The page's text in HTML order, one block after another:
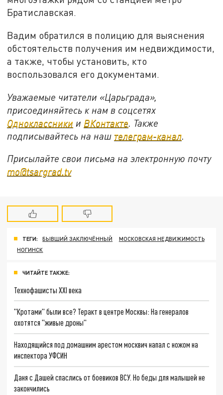
Братиславская.
Вадим обратился в полицию для выяснения
обстоятельств получения им недвиждимости,
а также, чтобы установить, кто
воспользовался его документами.
Уважаемые читатели «Царьграда»,
присоединяйтесь к нам в соцсетях
Одноклассники и ВКонтакте . Также
подписывайтесь на наш телеграм-канал
Присылайте свои письма на электронную почту
mo@tsargrad.tv
ТЕГИ: БЫВШИЙ ЗАКЛЮЧЁННЫЙ
МОСКОВСКАЯ НЕДВИЖИМОСТЬ
НОГИНСК
ЧИТАЙТЕ ТАКЖЕ:
Технофашисты XXI века
"Кротами" были все? Теракт в центре Москвы: На генералов
охотятся "живые дроны"
Находящийся под домашним арестом москвич напал с ножом на
инспектора УФСИН
Даня с Дашей спаслись от боевиков ВСУ. Но беды для малышей не
закончились